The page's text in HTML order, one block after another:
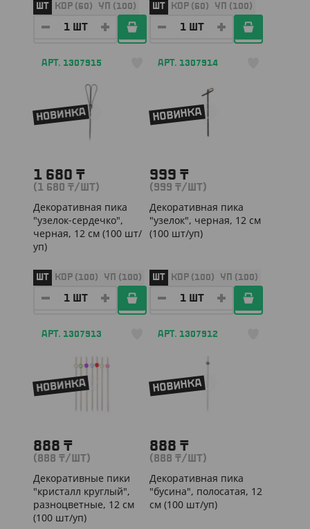
ШТ КОР (60) УП (100) ШТ КОР (60) УП (100)
АРТ. 1307915
НОВИНКА
1 680 ₸
(1 680 ₸/ШТ)
Декоративная пика
"узелок-сердечко",
черная, 12 см (100 шт/
уп)
ШТ КОР (100) УП (100)
АРТ. 1307914
НОВИНКА
999 ₸
(999 ₸/ШТ)
Декоративная пика
"узелок", черная, 12 см
(100 шт/уп)
ШТ КОР (100) УП (100)
АРТ. 1307913
НОВИНКА
888 ₸
(888 ₸/ШТ)
Декоративные пики
"кристалл круглый",
разноцветные, 12 см
(100 шт/уп)
АРТ. 1307912
НОВИНКА
888 ₸
(888 ₸/ШТ)
Декоративная пика
"бусина", полосатая, 12
см (100 шт/уп)